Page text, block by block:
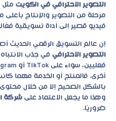
التصوير الاحترافي في الكويت مثل
مرحلة من التصوير والإنتاج
فيديو قصير إلى أداة تسويقية
إن عالم التسويق الرقمي الحديث
التصوير الاحترافي في جذب
أخرى. فالمنتج أو الخدمة مهما
بالشكل الصحيح إلا من خلال
وهذا ما يجعل الاعتماد على شركة
ضروريًا.